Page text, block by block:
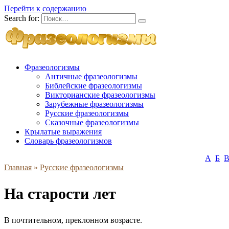
Перейти к содержанию
Search for:
Фразеологизмы
Античные фразеологизмы
Библейские фразеологизмы
Викторианские фразеологизмы
Зарубежные фразеологизмы
Русские фразеологизмы
Сказочные фразеологизмы
Крылатые выражения
Словарь фразеологизмов
А Б В
Главная » Русские фразеологизмы
На старости лет
В почтительном, преклонном возрасте.